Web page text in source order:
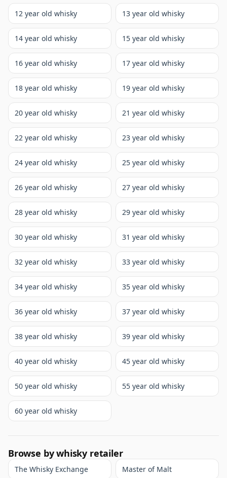
12 year old whisky 13 year old whisky
14 year old whisky 15 year old whisky
16 year old whisky 17 year old whisky
18 year old whisky 19 year old whisky
20 year old whisky 21 year old whisky
22 year old whisky 23 year old whisky
24 year old whisky 25 year old whisky
26 year old whisky 27 year old whisky
28 year old whisky 29 year old whisky
30 year old whisky 31 year old whisky
32 year old whisky 33 year old whisky
34 year old whisky 35 year old whisky
36 year old whisky 37 year old whisky
38 year old whisky 39 year old whisky
40 year old whisky 45 year old whisky
50 year old whisky 55 year old whisky
60 year old whisky
Browse by whisky retailer
The Whisky Exchange Master of Malt